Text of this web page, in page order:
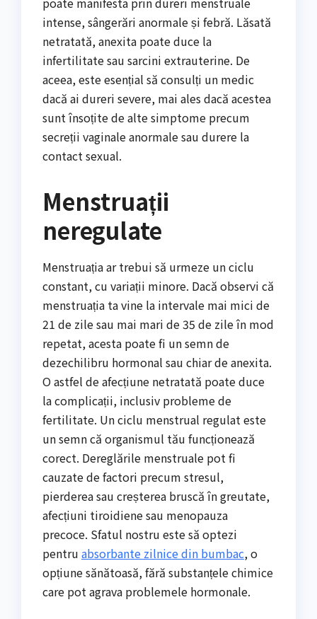
intense, sângerări anormale și febră. Lăsată
netratată, anexita poate duce la
infertilitate sau sarcini extrauterine. De
aceea, este esențial să consulți un medic
dacă ai dureri severe, mai ales dacă acestea
sunt însoțite de alte simptome precum
secreții vaginale anormale sau durere la
contact sexual.
Menstruații
neregulate
Menstruația ar trebui să urmeze un ciclu
constant, cu variații minore. Dacă observi că
menstruația ta vine la intervale mai mici de
21 de zile sau mai mari de 35 de zile în mod
repetat, acesta poate fi un semn de
dezechilibru hormonal sau chiar de anexita.
O astfel de afecțiune netratată poate duce
la complicații, inclusiv probleme de
fertilitate. Un ciclu menstrual regulat este
un semn că organismul tău funcționează
corect. Dereglările menstruale pot fi
cauzate de factori precum stresul,
pierderea sau creșterea bruscă în greutate,
afecțiuni tiroidiene sau menopauza
precoce. Sfatul nostru este să optezi
pentru absorbante zilnice din bumbac, o
opțiune sănătoasă, fără substanțele chimice
care pot agrava problemele hormonale.